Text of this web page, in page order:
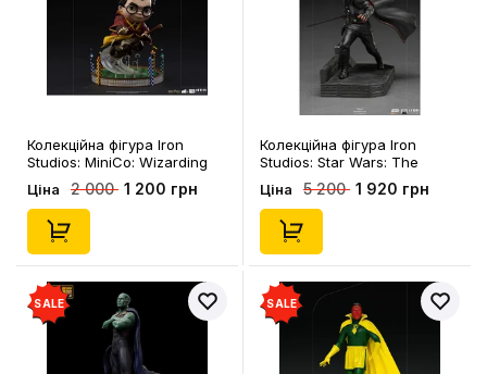
Колекційна фігура Iron
Studios: MiniCo: Wizarding
World: Harry Potter: Harry
Potter at the Quiddich Match,
(134928)
Ціна 2 000 1 200 грн
Колекційна фігура Iron
Studios: Star Wars: The
Mandalorian: Moff Gideon,
(127993)
Ціна 5 200 1 920 грн
SALE SALE